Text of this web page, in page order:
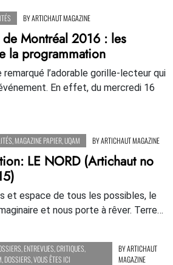
BYARTICHAUT MAGAZINE
Montréal 2016 : les
la programmation
l’adorable gorille-lecteur qui
En effet, du mercredi 16
MAGAZINE PAPIER UQAM BYARTICHAUT MAGAZINE
LE NORD (Artichaut no
et espace de tous les possibles, le
et nous porte à rêver. Terre…
ENTREVUES ,CRITIQUES
DOSSIERS ,VOUS ÊTES ICI
BYARTICHAUT
MAGAZINE